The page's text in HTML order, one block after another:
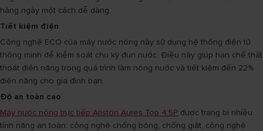
hàng ngày một cách dễ dàng.
Tiết kiệm điện
Công nghệ ECO của máy nước nóng này sử dụng hệ thống điện tử
thông minh để kiểm soát chu kỳ đun nước. Điều này giúp hạn chế thất
thoát điện năng trong quá trình làm nóng nước và tiết kiệm đến 22%
điện năng cho gia đình bạn.
Độ an toàn cao
Máy nước nóng trực tiếp Ariston Aures Top 4.5P được trang bị nhiều
tính năng an toàn: công nghệ chống bỏng, chống giật, công nghệ